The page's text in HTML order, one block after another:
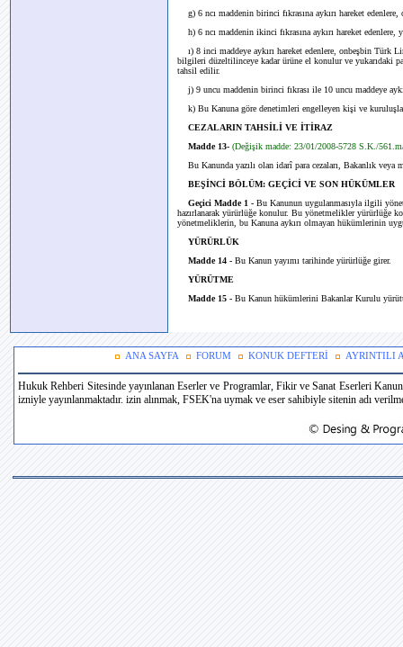
g) 6 ncı maddenin birinci fıkrasına aykırı hareket
h) 6 ncı maddenin ikinci fıkrasına aykırı hareket
ı) 8 inci maddeye aykırı hareket edenlere, onbeşbin Türk
bilgileri düzeltilinceye kadar ürüne el konulur ve yukarıdaki
tahsil edilir.
j) 9 uncu maddenin birinci fıkrası ile 10 uncu maddeye
k) Bu Kanuna göre denetimleri engelleyen kişi ve
CEZALARIN TAHSİLİ VE İTİRAZ
Madde 13- (Değişik madde: 23/01/2008-5728 S.K./
Bu Kanunda yazılı olan idarî para cezaları, Bakanlık
BEŞİNCİ BÖLÜM: GEÇİCİ VE SON HÜKÜMLER
Geçici Madde 1 - Bu Kanunun uygulanmasıyla ilgili
hazırlanarak yürürlüğe konulur. Bu yönetmelikler yürürlüğe
yönetmeliklerin, bu Kanuna aykırı olmayan hükümlerinin
YÜRÜRLÜK
Madde 14 - Bu Kanun yayımı tarihinde yürürlüğe girer.
YÜRÜTME
Madde 15 - Bu Kanun hükümlerini Bakanlar Kurulu
ANA SAYFA FORUM KONUK DEFTERİ AYRINTILI
Hukuk Rehberi Sitesinde yayınlanan Eserler ve Programlar, Fikir ve Sanat Eserleri
izniyle yayınlanmaktadır. izin alınmak, FSEK'na uymak ve eser sahibiyle sitenin adı